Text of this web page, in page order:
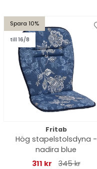
Spara 10%
till 16/8
Fritab
Hög stapelstolsdyna -
nadira blue
311 kr
345 kr